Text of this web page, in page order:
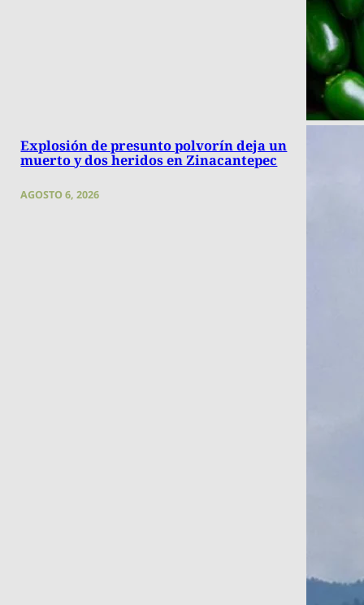
Explosión de presunto polvorín deja un
muerto y dos heridos en Zinacantepec
AGOSTO 6, 2026